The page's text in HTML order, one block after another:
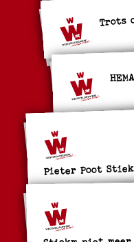
Trots
Pieter Poot